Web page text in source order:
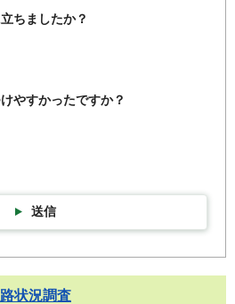
ちましたか？
やすかったですか？
送信
状況調査